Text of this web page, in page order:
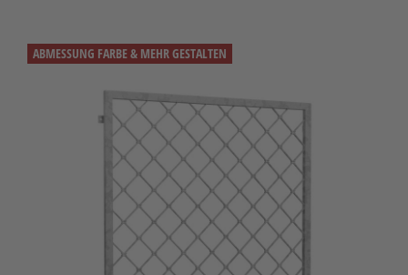
ABMESSUNG FARBE & MEHR GESTALTEN